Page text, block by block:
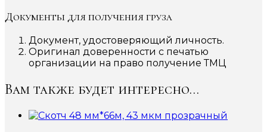
Документы для получения груза
Документ, удостоверяющий личность.
Оригинал доверенности с печатью
организации на право получение ТМЦ
Вам также будет интересно…